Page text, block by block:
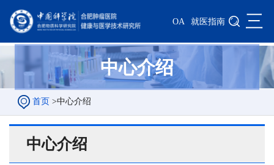
OA 就医指南 三
中心介绍
首页 >中心介绍
中心介绍